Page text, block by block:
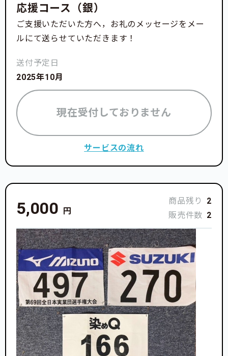
応援コース（銀）
ご支援いただいた方へ，お礼のメッセージをメー
ルにて送らせていただきます！
送付予定日
2025年10月
現在受付しておりません
サービスの流れ
5,000 円
商品残り
2
販売件数 2